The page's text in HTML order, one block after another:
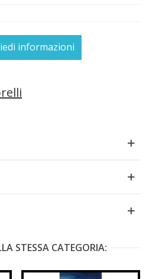
informazioni
STESSA CATEGORIA: